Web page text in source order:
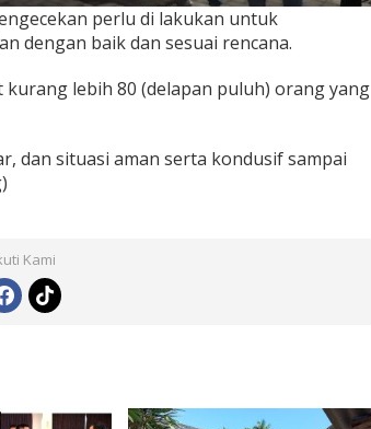
perlu di lakukan untuk
dengan baik dan sesuai rencana.
lebih 80 (delapan puluh) orang yang
dan situasi aman serta kondusif sampai
Kami